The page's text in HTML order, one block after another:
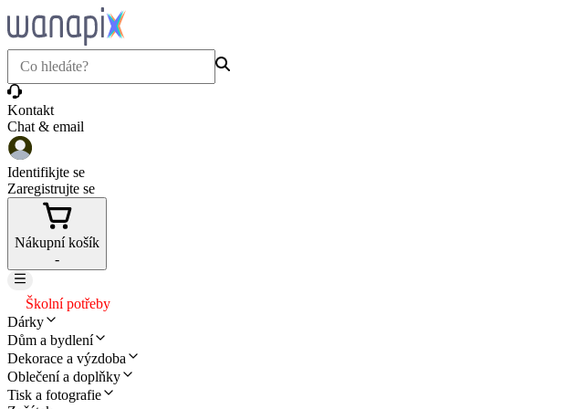
Kontakt
Chat & email
Identifikjte se
Zaregistrujte se
Nákupní košík
-
Školní potřeby
Dárky
Dům a bydlení
Dekorace a výzdoba
Oblečení a doplňky
Tisk a fotografie